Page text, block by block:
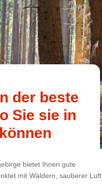
der beste
Sie sie in
bietet Ihnen gute
mit Wäldern, sauberer Luft,